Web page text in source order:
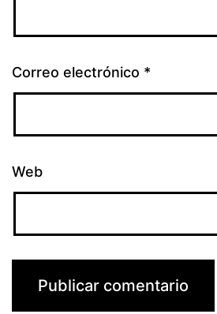
Correo electrónico *
Web